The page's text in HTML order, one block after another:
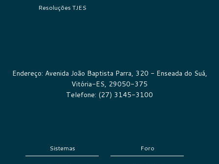
Resoluções TJES
Endereço: Avenida João Baptista Parra, 320 - Enseada do Suá,
Vitória-ES, 29050-375
Telefone: (27) 3145-3100
Sistemas Foro